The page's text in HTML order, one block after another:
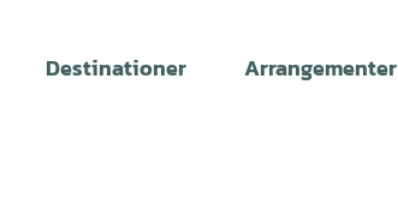
Destinationer Arrangementer